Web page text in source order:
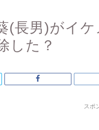
(長男)がイ
した？
スポ